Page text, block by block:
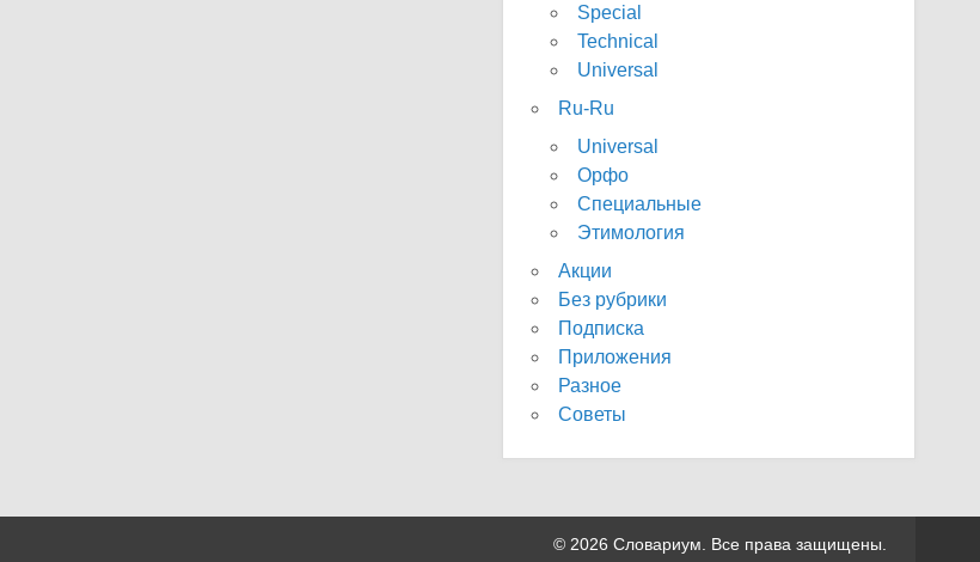
Special
Technical
Universal
Ru-Ru
Universal
Орфо
Специальные
Этимология
Акции
Без рубрики
Подписка
Приложения
Разное
Советы
© 2026 Словариум. Все права защищены.